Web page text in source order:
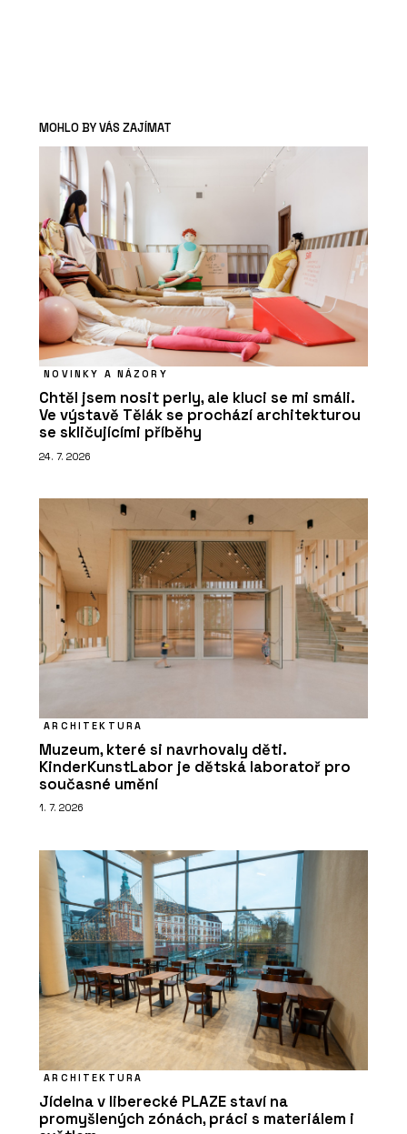
MOHLO BY VÁS ZAJÍMAT
NOVINKY A NÁZORY
Chtěl jsem nosit perly, ale kluci se mi smáli.
Ve výstavě Tělák se prochází architekturou
se skličujícími příběhy
24. 7. 2026
ARCHITEKTURA
Muzeum, které si navrhovaly děti.
KinderKunstLabor je dětská laboratoř pro
současné umění
1. 7. 2026
ARCHITEKTURA
Jídelna v liberecké PLAZE staví na
promyšlených zónách, práci s materiálem i